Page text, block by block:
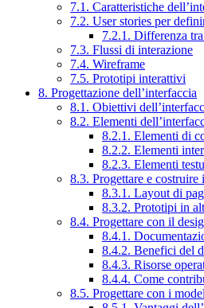
7.1. Caratteristiche
7.2. User stories per
7.2.1. Differenza
7.3. Flussi di interazione
7.4. Wireframe
7.5. Prototipi interattivi
8. Progettazione dell’interfaccia
8.1. Obiettivi
8.2. Elementi
8.2.1. Elementi di
8.2.2. Elementi
8.2.3. Elementi
8.3. Progettare e costruire
8.3.1. Layout di
8.3.2. Prototipi in
8.4. Progettare con il
8.4.1.
8.4.2. Benefici del
8.4.3. Risorse
8.4.4. Come
8.5. Progettare con i